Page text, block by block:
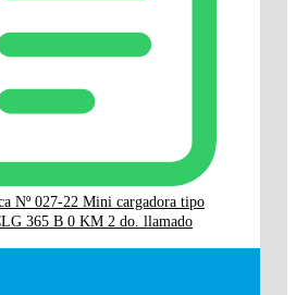
Nº 027-22 Mini cargadora tipo
365 B 0 KM 2 do. llamado